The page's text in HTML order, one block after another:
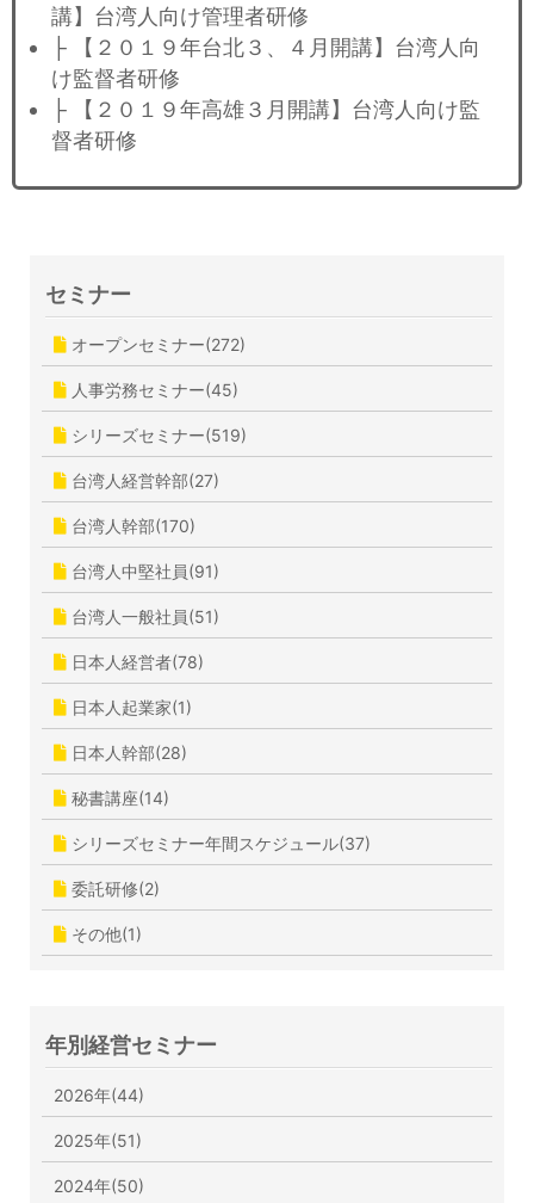
講】台湾人向け管理者研修
├ 【２０１９年台北３、４月開講】台湾人向
け監督者研修
├ 【２０１９年高雄３月開講】台湾人向け監
督者研修
セミナー
オープンセミナー(272)
人事労務セミナー(45)
シリーズセミナー(519)
台湾人経営幹部(27)
台湾人幹部(170)
台湾人中堅社員(91)
台湾人一般社員(51)
日本人経営者(78)
日本人起業家(1)
日本人幹部(28)
秘書講座(14)
シリーズセミナー年間スケジュール(37)
委託研修(2)
その他(1)
年別経営セミナー
2026年(44)
2025年(51)
2024年(50)